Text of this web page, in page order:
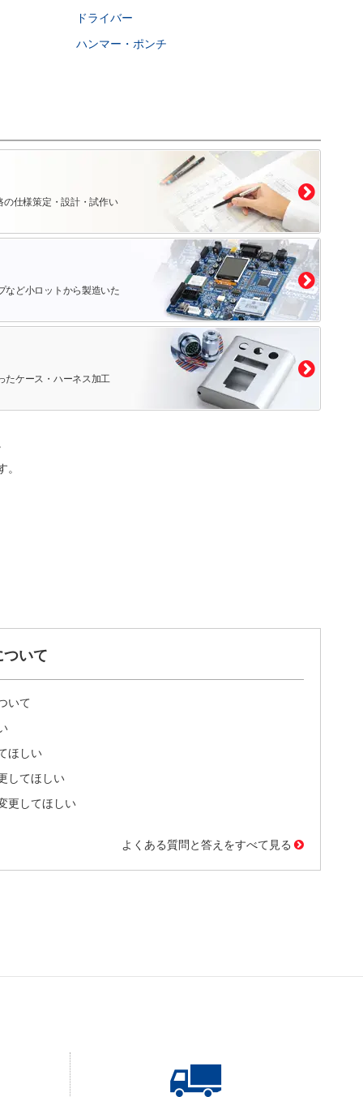
ドライバー
ハンマー・ポンチ
仕様策定・設計・試作い
など小ロットから製造いた
たケース・ハーネス加工
いて
いて
ほしい
してほしい
更してほしい
よくある質問と答えをすべて見る